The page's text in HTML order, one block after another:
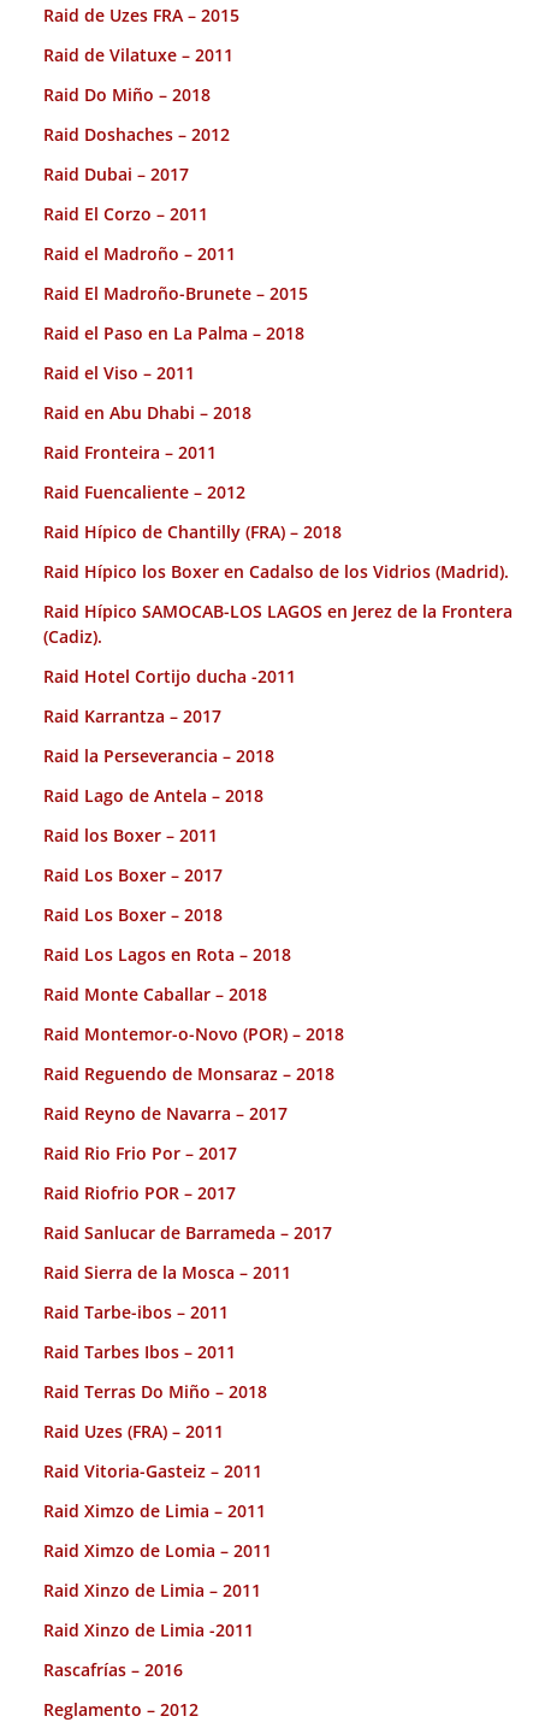
Raid de Uzes FRA – 2015
Raid de Vilatuxe – 2011
Raid Do Miño – 2018
Raid Doshaches – 2012
Raid Dubai – 2017
Raid El Corzo – 2011
Raid el Madroño – 2011
Raid El Madroño-Brunete – 2015
Raid el Paso en La Palma – 2018
Raid el Viso – 2011
Raid en Abu Dhabi – 2018
Raid Fronteira – 2011
Raid Fuencaliente – 2012
Raid Hípico de Chantilly (FRA) – 2018
Raid Hípico los Boxer en Cadalso de los Vidrios (Madrid).
Raid Hípico SAMOCAB-LOS LAGOS en Jerez de la Frontera
(Cadiz).
Raid Hotel Cortijo ducha -2011
Raid Karrantza – 2017
Raid la Perseverancia – 2018
Raid Lago de Antela – 2018
Raid los Boxer – 2011
Raid Los Boxer – 2017
Raid Los Boxer – 2018
Raid Los Lagos en Rota – 2018
Raid Monte Caballar – 2018
Raid Montemor-o-Novo (POR) – 2018
Raid Reguendo de Monsaraz – 2018
Raid Reyno de Navarra – 2017
Raid Rio Frio Por – 2017
Raid Riofrio POR – 2017
Raid Sanlucar de Barrameda – 2017
Raid Sierra de la Mosca – 2011
Raid Tarbe-ibos – 2011
Raid Tarbes Ibos – 2011
Raid Terras Do Miño – 2018
Raid Uzes (FRA) – 2011
Raid Vitoria-Gasteiz – 2011
Raid Ximzo de Limia – 2011
Raid Ximzo de Lomia – 2011
Raid Xinzo de Limia – 2011
Raid Xinzo de Limia -2011
Rascafrías – 2016
Reglamento – 2012